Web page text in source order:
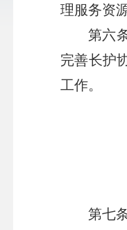
理服务资
第六条
完善长护
工作。
第七条